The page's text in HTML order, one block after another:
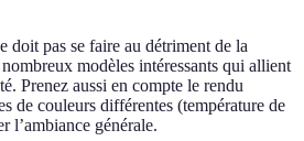
doit pas se faire au détriment de la
modèles intéressants qui allient
Prenez aussi en compte le rendu
de couleurs différentes (température de
l’ambiance générale.